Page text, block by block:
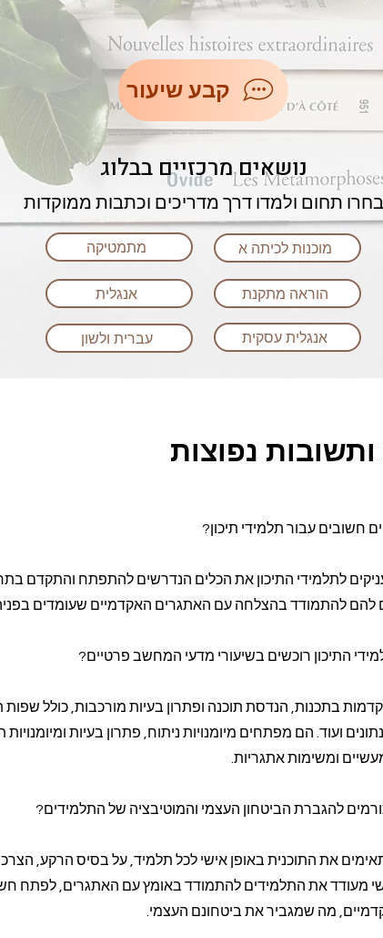
קבע שיעור
נושאים מרכזיים בבלוג
בחרו תחום ולמדו דרך מדריכים וכתבות ממוקדות
מוכנות לכיתה א מתמטיקה
הוראה מתקנת
אנגלית עסקית
אנגלית
עברית ולשון
נפוצות
חשובים עבור תלמידי תיכון?
לתלמידי התיכון את הכלים הנדרשים להתפתח והתקדם
להם להתמודד בהצלחה עם האתגרים האקדמיים שעומדים
התיכון רוכשים בשיעורי מדעי המחשב פרטיים?
בתכנות, הנדסת תוכנה ופתרון בעיות מורכבות, כולל שפות
ועוד. הם מפתחים מיומנויות ניתוח, פתרון בעיות ומיומנויות
ומשימות אתגריות.
להגברת הביטחון העצמי והמוטיבציה של התלמידים?
את התוכנית באופן אישי לכל תלמיד, על בסיס הרקע,
מעודד את התלמידים להתמודד באומץ עם האתגרים, לפתח
מה שמגביר את ביטחונם העצמי.